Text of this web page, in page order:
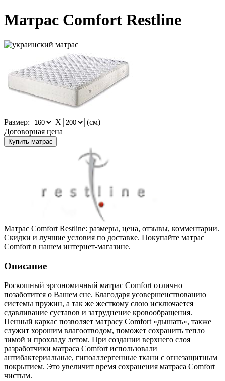
Матрас Comfort Restline
Размер: X
(см)
Договорная цена
Купить матрас
Матрас Comfort Restline: размеры, цена, отзывы, комментарии.
Скидки и лучшие условия по доставке. Покупайте матрас
Comfort в нашем интернет-магазине.
Описание
Роскошный эргономичный матрас Comfort отлично
позаботится о Вашем сне. Благодаря усовершенствованию
системы пружин, а так же жесткому слою исключается
сдавливание суставов и затруднение кровообращения.
Пенный каркас позволяет матрасу Comfort «дышать», также
служит хорошим влагоотводом, поможет сохранить тепло
зимой и прохладу летом. При создании верхнего слоя
разработчики матраса Comfort использовали
антибактериальные, гипоаллергенные ткани с огнезащитным
покрытием. Это увеличит время сохранения матраса Comfort
чистым.